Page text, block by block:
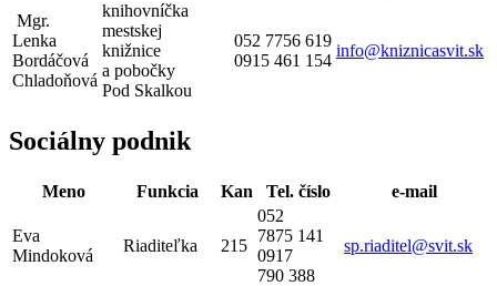
Mgr.
Lenka
Bordáčová
Chladoňová
knihovníčka
mestskej
knižnice
a pobočky
Pod Skalkou
052 7756 619
0915 461 154
info@kniznicasvit.sk
Sociálny podnik
Meno Funkcia Kan Tel. číslo e-mail
Eva
Mindoková
Riaditeľka 215
052
7875 141
0917
790 388
sp.riaditel@svit.sk